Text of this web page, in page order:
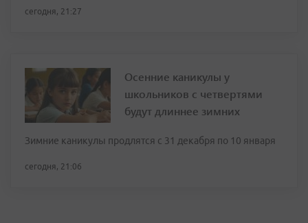
сегодня, 21:27
Осенние каникулы у
школьников с четвертями
будут длиннее зимних
Зимние каникулы продлятся с 31 декабря по 10 января
сегодня, 21:06